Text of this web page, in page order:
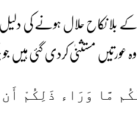
نکاح حلال ہونے کی دلیل،
مستثنیٰ کردی گئی ہیں
مَّا وَرَاء ذَلِكُمْ